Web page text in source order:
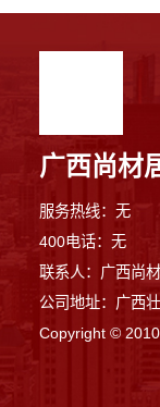
广西尚材
服务热线：无
400电话：无
联系人：广西尚
Copyright ©
10分钟前 苏先生 正